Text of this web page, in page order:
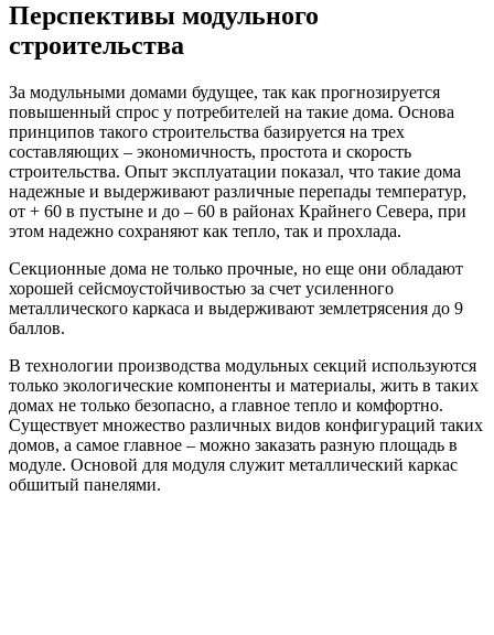
Перспективы модульного
строительства
За модульными домами будущее, так как прогнозируется
повышенный спрос у потребителей на такие дома. Основа
принципов такого строительства базируется на трех
составляющих – экономичность, простота и скорость
строительства. Опыт эксплуатации показал, что такие дома
надежные и выдерживают различные перепады температур,
от + 60 в пустыне и до – 60 в районах Крайнего Севера, при
этом надежно сохраняют как тепло, так и прохлада.
Секционные дома не только прочные, но еще они обладают
хорошей сейсмоустойчивостью за счет усиленного
металлического каркаса и выдерживают землетрясения до 9
баллов.
В технологии производства модульных секций используются
только экологические компоненты и материалы, жить в таких
домах не только безопасно, а главное тепло и комфортно.
Существует множество различных видов конфигураций таких
домов, а самое главное – можно заказать разную площадь в
модуле. Основой для модуля служит металлический каркас
обшитый панелями.